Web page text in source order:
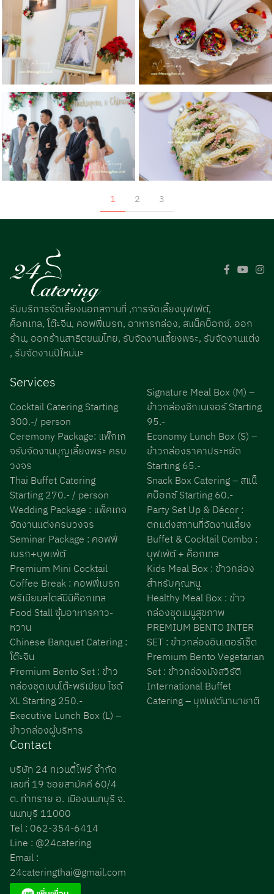
1 2 3
รับบริการจัดเลี้ยงนอกสถานที่ ,การจัดเลี้ยงบุฟเฟ่ต์,
ค็อกเทล, โต๊ะจีน, คอฟฟี่เบรก, อาหารกล่อง, สแน็คบ็อกซ์, ออก
ร้าน, ออกร้านสาธิตขนมไทย, รับจัดงานเลี้ยงพระ, รับจัดงานแต่ง
, รับจัดงานปีใหม่นะ
Services
Cocktail Catering Starting
300.-/ person
Ceremony Package: แพ็กเก
จรับจัดงานบุญเลี้ยงพระ ครบ
วงจร
Thai Buffet Catering
Starting 270.- / person
Wedding Package : แพ็คเกจ
จัดงานแต่งครบวงจร
Seminar Package : คอฟฟี่
เบรก+บุพเฟ่ต์
Premium Mini Cocktail
Coffee Break : คอฟฟี่เบรก
พรีเมียมสไตล์มินิค็อกเทล
Food Stall ซุ้มอาหารคาว-
หวาน
Chinese Banquet Catering :
โต๊ะจีน
Premium Bento Set : ข้าว
กล่องชุดเบนโต๊ะพรีเมียม ไซด์
XL Starting 250.-
Executive Lunch Box (L) –
ข้าวกล่องผู้บริหาร
Signature Meal Box (M) –
ข้าวกล่องซิกเนเจอร์ Starting
95.-
Economy Lunch Box (S) –
ข้าวกล่องราคาประหยัด
Starting 65.-
Snack Box Catering – สแน็
คบ็อกซ์ Starting 60.-
Party Set Up & Décor :
ตกแต่งสถานที่จัดงานเลี้ยง
Buffet & Cocktail Combo :
บุฟเฟ่ต์ + ค็อกเทล
Kids Meal Box : ข้าวกล่อง
สำหรับคุณหนู
Healthy Meal Box : ข้าว
กล่องชุดเมนูสุขภาพ
PREMIUM BENTO INTER
SET : ข้าวกล่องอินเตอร์เซ็ต
Premium Bento Vegetarian
Set : ข้าวกล่องมังสวิรัติ
International Buffet
Catering – บุฟเฟต์นานาชาติ
Contact
บริษัท 24 ทเวนตี้โฟร์ จำกัด
เลขที่ 19 ซอยสามัคคี 60/4
ต. ท่าทราย อ. เมืองนนทบุรี จ.
นนทบุรี 11000
Tel : 062-354-6414
Line : @24catering
Email :
24cateringthai@gmail.com